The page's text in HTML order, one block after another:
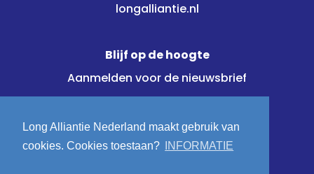
Long Alliantie Nederland maakt gebruik van
cookies. Cookies toestaan?
INFORMATIE
longalliantie.nl
Blijf op de hoogte
Aanmelden voor de nieuwsbrief
Volg ons op: